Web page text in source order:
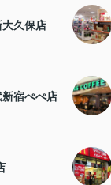
久保店
宿ぺぺ店